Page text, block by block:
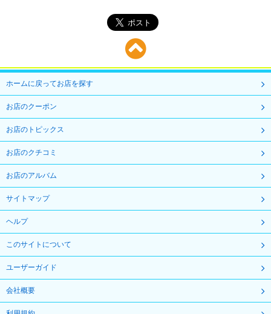
ホームに戻ってお店を探す
お店のクーポン
お店のトピックス
お店のクチコミ
お店のアルバム
サイトマップ
ヘルプ
このサイトについて
ユーザーガイド
会社概要